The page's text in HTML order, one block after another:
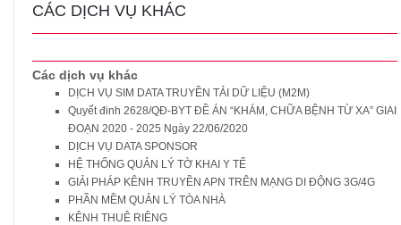
CÁC DỊCH VỤ KHÁC
Các dịch vụ khác
DỊCH VỤ SIM DATA TRUYỀN TẢI DỮ LIỆU (M2M)
Quyết đinh 2628/QĐ-BYT ĐỀ ÁN “KHÁM, CHỮA BỆNH TỪ XA” GIAI
ĐOẠN 2020 - 2025 Ngày 22/06/2020
DỊCH VỤ DATA SPONSOR
HỆ THỐNG QUẢN LÝ TỜ KHAI Y TẾ
GIẢI PHÁP KÊNH TRUYỀN APN TRÊN MẠNG DI ĐỘNG 3G/4G
PHẦN MỀM QUẢN LÝ TÒA NHÀ
KÊNH THUÊ RIÊNG